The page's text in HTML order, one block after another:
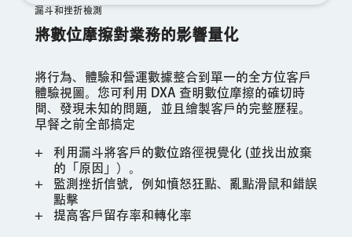
漏斗和挫折檢測
將數位摩擦對業務的影響量化
將行為、體驗和營運數據整合到單一的全方位客戶
體驗視圖。您可利用 DXA 查明數位摩擦的確切時
間、發現未知的問題，並且繪製客戶的完整歷程。
早餐之前全部搞定
利用漏斗將客戶的數位路徑視覺化 (並找出放棄
的「原因」）。
監測挫折信號，例如憤怒狂點、亂點滑鼠和錯誤
點擊
提高客戶留存率和轉化率